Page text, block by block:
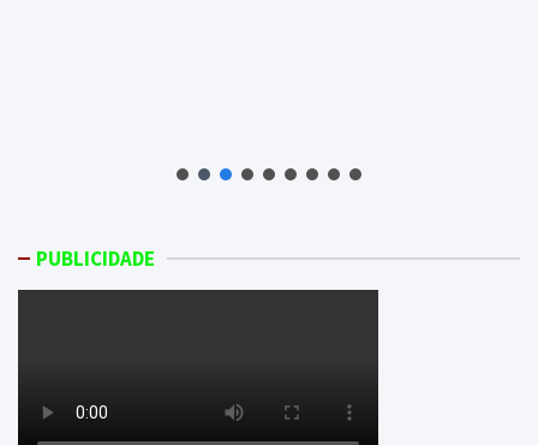
PUBLICIDADE